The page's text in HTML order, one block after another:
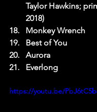
Taylor Hawkins;
2018)
Monkey Wrench
Best of You
Aurora
Everlong
https://youtu.be/